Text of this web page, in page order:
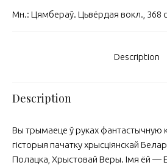
Мн.: Цямбераў. Цьвёрдая вокл., 368
Description
Description
Вы трымаеце ў руках фантастычную
гісторыя пачатку хрысціянскай
Полацка, Хрыстовай Веры. Імя ёй —